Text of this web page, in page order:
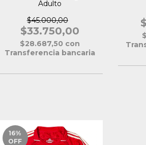
Adulto
$45.000,00
$33.750,00
$28.687,50 con
Transferencia bancaria
16%
OFF